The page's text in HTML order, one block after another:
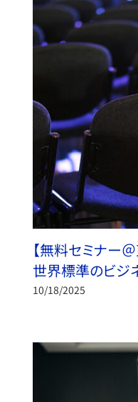
【無料セミナー＠
世界標準のビジ
10/18/2025